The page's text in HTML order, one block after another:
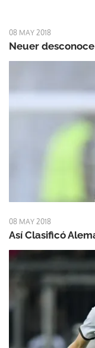
08 MAY 2018
Neuer
08 MAY 2018
Así Clasificó